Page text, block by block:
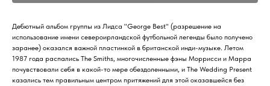
Дебютный альбом группы из Лидса "George Best" (разрешение на
использование имени североирландской футбольной легенды было получено
заранее) оказался важной пластинкой в британской инди-музыке. Летом
1987 года распались The Smiths, многочисленные фэны Моррисси и Марра
почувствовали себя в какой-то мере обездоленными, и The Wedding Present
казались тем правильным центром притяжений для этой оказавшейся без